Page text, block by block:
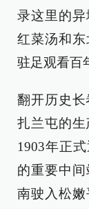
录这里的
红菜汤和
驻足观看
翻开历史长
扎兰屯的生
1903年正
的重要中
南驶入松